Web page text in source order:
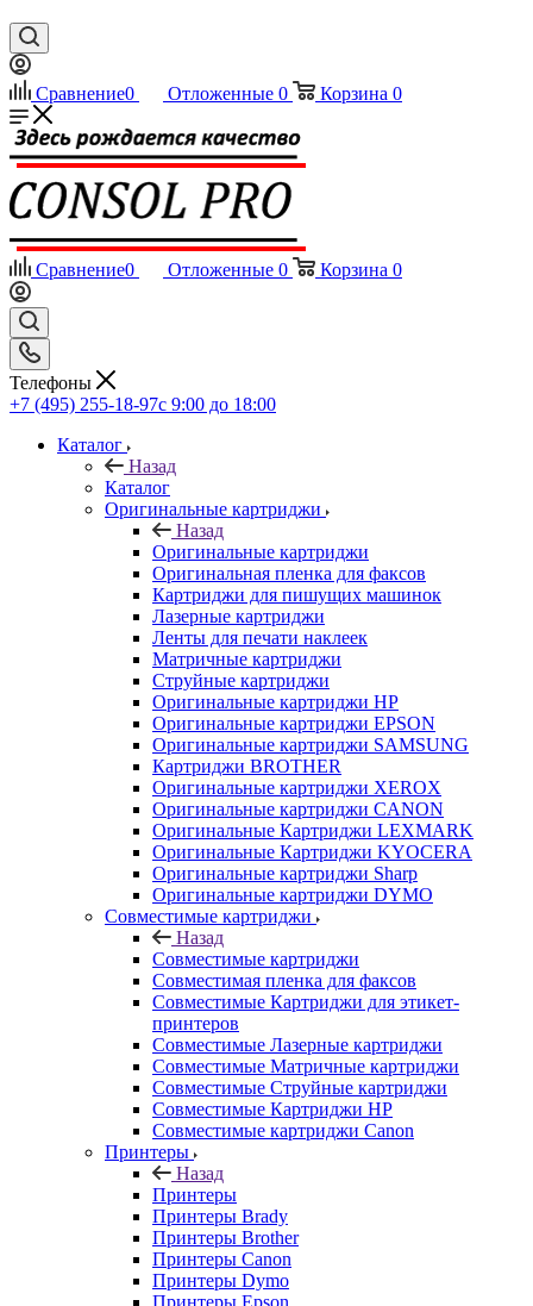
Сравнение0 Отложенные 0 Корзина 0
Сравнение0 Отложенные 0 Корзина 0
Телефоны
+7 (495) 255-18-97с 9:00 до 18:00
Каталог
Назад
Каталог
Оригинальные картриджи
Назад
Оригинальные картриджи
Оригинальная пленка для факсов
Картриджи для пишущих машинок
Лазерные картриджи
Ленты для печати наклеек
Матричные картриджи
Струйные картриджи
Оригинальные картриджи HP
Оригинальные картриджи EPSON
Оригинальные картриджи SAMSUNG
Картриджи BROTHER
Оригинальные картриджи XEROX
Оригинальные картриджи CANON
Оригинальные Картриджи LEXMARK
Оригинальные Картриджи KYOCERA
Оригинальные картриджи Sharp
Оригинальные картриджи DYMO
Совместимые картриджи
Назад
Совместимые картриджи
Совместимая пленка для факсов
Совместимые Картриджи для этикет-
принтеров
Совместимые Лазерные картриджи
Совместимые Матричные картриджи
Совместимые Струйные картриджи
Совместимые Картриджи HP
Совместимые картриджи Canon
Принтеры
Назад
Принтеры
Принтеры Brady
Принтеры Brother
Принтеры Canon
Принтеры Dymo
Принтеры Epson